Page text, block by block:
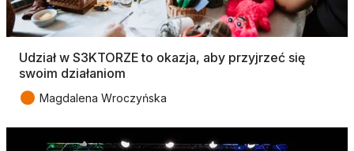
Udział w S3KTORZE to okazja, aby przyjrzeć się
swoim działaniom
● Magdalena Wroczyńska